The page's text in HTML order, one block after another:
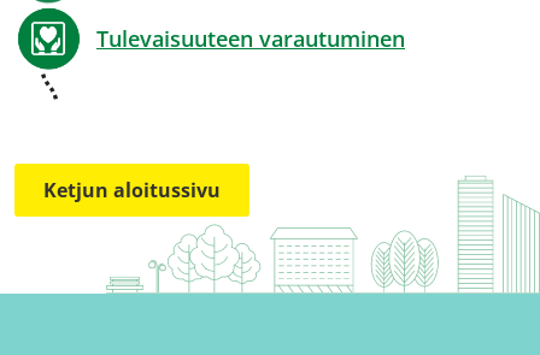
Tulevaisuuteen varautuminen
Ketjun aloitussivu